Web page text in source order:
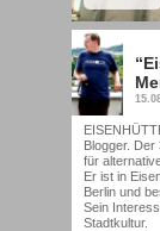
Blogger. Der
für
Er ist in
Berlin und
Sein
Stadtkultur.